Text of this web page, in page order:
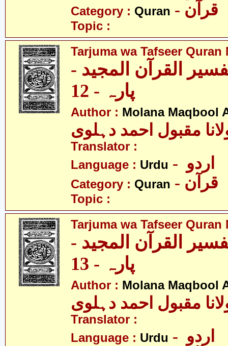
Category : Quran - قرآن
Topic :
Tarjuma wa Tafseer Quran
القرآن المجید -
پارہ - 12
Author : Molana Maqbool
مقبول احمد دہلوی
Translator :
Language : Urdu
Category : Quran - قرآن
Topic :
Tarjuma wa Tafseer Quran
القرآن المجید -
پارہ - 13
Author : Molana Maqbool
مقبول احمد دہلوی
Translator :
Language : Urdu